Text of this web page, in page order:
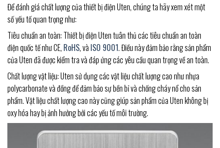
Để đánh giá chất lượng của thiết bị điện Uten, chúng ta hãy xem xét một
số yếu tố quan trọng như:
Tiêu chuẩn an toàn: Thiết bị điện Uten tuân thủ các tiêu chuẩn an toàn
điện quốc tế như CE, RoHS, và ISO 9001. Điều này đảm bảo rằng sản phẩm
của Uten đã được kiểm tra và đáp ứng các yêu cầu quan trọng về an toàn.
Chất lượng vật liệu: Uten sử dụng các vật liệu chất lượng cao như nhựa
polycarbonate và đồng để đảm bảo sự bền bỉ và chống cháy nổ cho sản
phẩm. Vật liệu chất lượng cao này cũng giúp sản phẩm của Uten không bị
oxy hóa hay bị ảnh hưởng bởi các yếu tố môi trường.